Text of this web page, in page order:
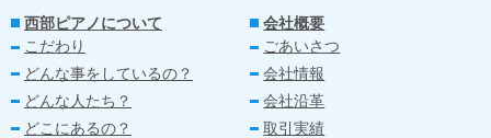
西部ピアノについて
こだわり
どんな事をしているの？
どんな人たち？
どこにあるの？
会社概要
ごあいさつ
会社情報
会社沿革
取引実績